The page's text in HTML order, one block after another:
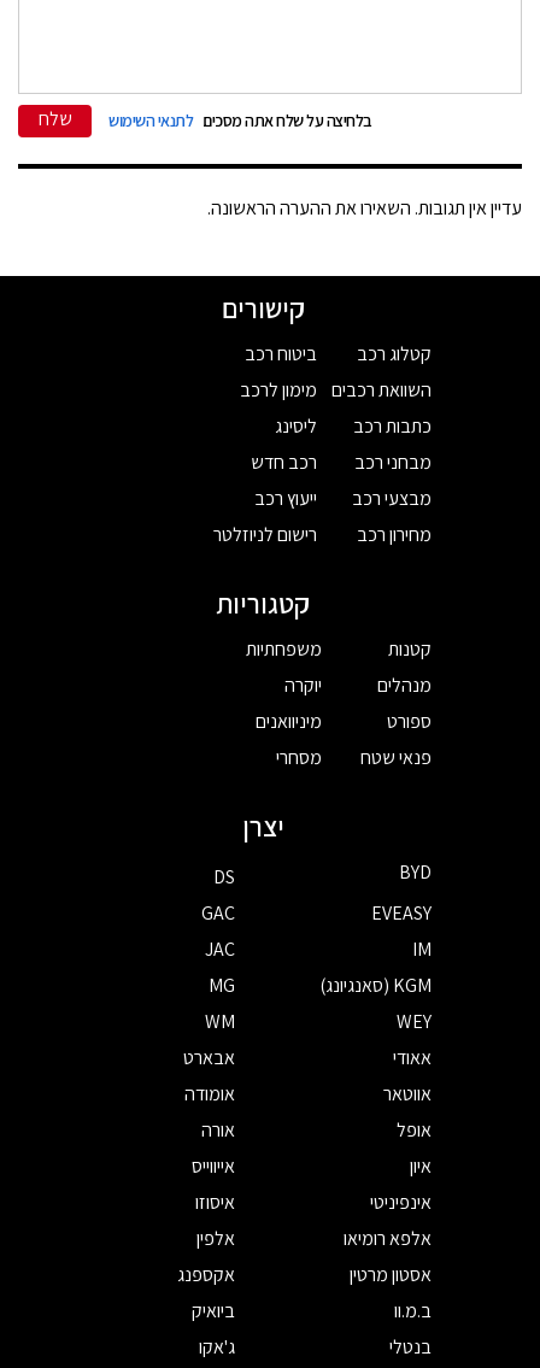
בלחיצה על שלח אתה מסכים לתנאי השימוש שלח
עדיין אין תגובות. השאירו את ההערה הראשונה.
קישורים
קטלוג רכב
השוואת רכבים
כתבות רכב
מבחני רכב
מבצעי רכב
מחירון רכב
ביטוח רכב
מימון לרכב
ליסינג
רכב חדש
ייעוץ רכב
רישום לניוזלטר
קטגוריות
קטנות
מנהלים
ספורט
פנאי שטח
משפחתיות
יוקרה
מיניוואנים
מסחרי
יצרן
BYD
DS
EVEASY
GAC
IM
JAC
KGM (סאנגיונג)
MG
WEY
WM
אאודי
אבארט
אווטאר
אומודה
אופל
אורה
איון
אייווייס
אינפיניטי
איסוזו
אלפא רומיאו
אלפין
אסטון מרטין
אקספנג
ב.מ.וו
ביואיק
בנטלי
ג'אקו